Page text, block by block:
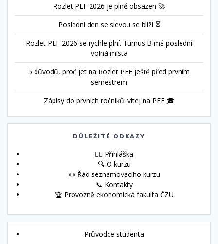
Rozlet PEF 2026 je plně obsazen 🚀
Poslední den se slevou se blíží ⏳
Rozlet PEF 2026 se rychle plní. Turnus B má poslední
volná místa
5 důvodů, proč jet na Rozlet PEF ještě před prvním
semestrem
Zápisy do prvních ročníků: vítej na PEF 🎓
DŮLEŽITÉ ODKAZY
🙋‍♀️ Přihláška
🔍 O kurzu
📜 Řád seznamovacího kurzu
📞 Kontakty
🏆 Provozně ekonomická fakulta ČZU
Průvodce studenta